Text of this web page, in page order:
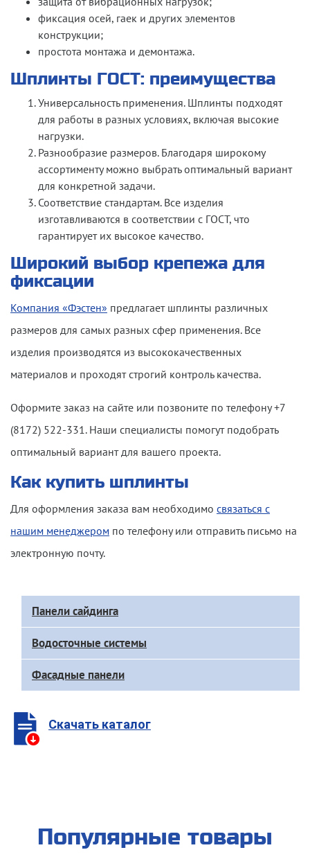
фиксация осей, гаек и других элементов
конструкции;
простота монтажа и демонтажа.
Шплинты ГОСТ: преимущества
Универсальность применения.Шплинты подходят
для работы в разных условиях, включая высокие
нагрузки.
Разнообразие размеров.Благодаря широкому
ассортименту можно выбрать оптимальный вариант
для конкретной задачи.
Соответствие стандартам.Все изделия
изготавливаются в соответствии с ГОСТ, что
гарантирует их высокое качество.
Широкий выбор крепежа для
фиксации
Компания «Фэстен» предлагает шплинты различных
размеров для самых разных сфер применения. Все
изделия производятся из высококачественных
материалов и проходят строгий контроль качества.
Оформите заказ на сайте или позвоните по телефону +7
(8172) 522-331. Наши специалисты помогут подобрать
оптимальный вариант для вашего проекта.
Как купить шплинты
Для оформления заказа вам необходимо связаться с
нашим менеджером по телефону или отправить письмо на
электронную почту.
Доп
меню
каталога
Панели сайдинга
Водосточные системы
Фасадные панели
Скачать каталог
Популярные товары